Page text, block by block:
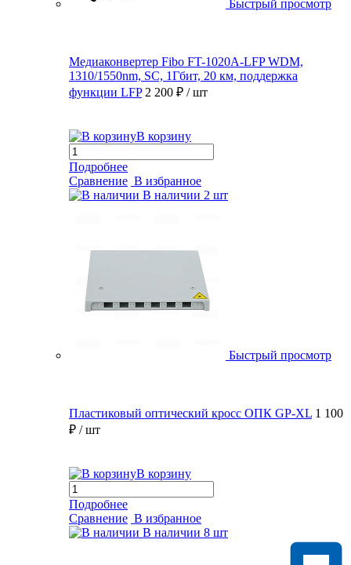
Быстрый просмотр
Медиаконвертер Fibo FT-1020A-LFP WDM,
1310/1550nm, SC, 1Гбит, 20 км, поддержка
функции LFP 2 200 ₽ / шт
В корзину
Подробнее
Сравнение В избранное
В наличии 2 шт
Быстрый просмотр
Пластиковый оптический кросс ОПК GP-XL 1 100
₽ / шт
В корзину
Подробнее
Сравнение В избранное
В наличии 8 шт